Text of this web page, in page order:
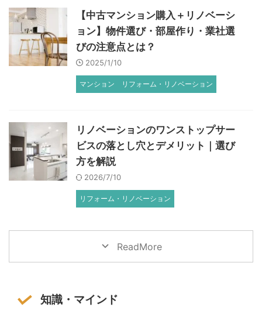
【中古マンション購入＋リノベーシ
ョン】物件選び・部屋作り・業社選
びの注意点とは？
2025/1/10
マンション リフォーム・リノベーション
リノベーションのワンストップサー
ビスの落とし穴とデメリット｜選び
方を解説
2026/7/10
リフォーム・リノベーション
ReadMore
知識・マインド